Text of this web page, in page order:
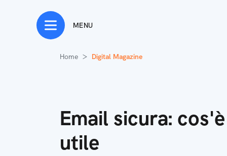
MENU
Home Digital Magazine
Email sicura:
utile